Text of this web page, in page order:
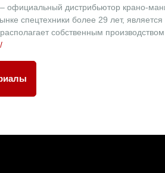
официальный дистрибьютор крано-
спецтехники более 29 лет,
собственным